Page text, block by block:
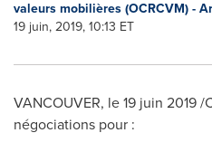
valeurs mobilières (OCRCVM) -
19 juin, 2019, 10:13 ET
VANCOUVER, le 19 juin 2019 /
négociations pour :